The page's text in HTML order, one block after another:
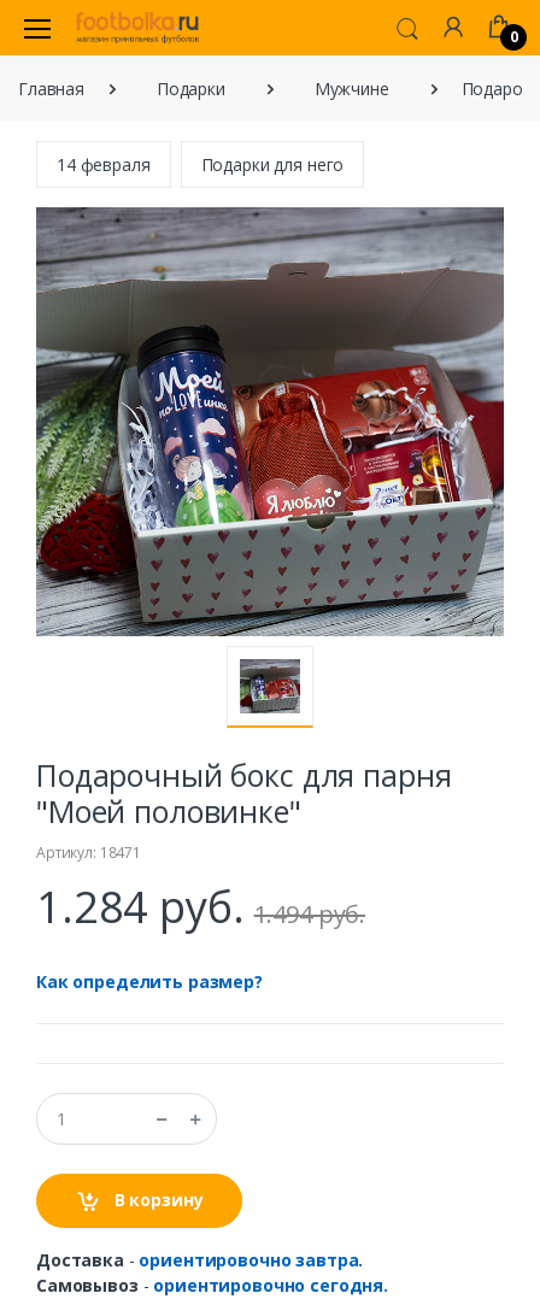
0
Главная Подарки Мужчине
14 февраля Подарки для него
Подарочный бокс для парня
"Моей половинке"
Артикул: 18471
1.284 руб. 1.494 руб.
Как определить размер?
В корзину
Доставка - ориентировочно завтра.
Самовывоз - ориентировочно сегодня.